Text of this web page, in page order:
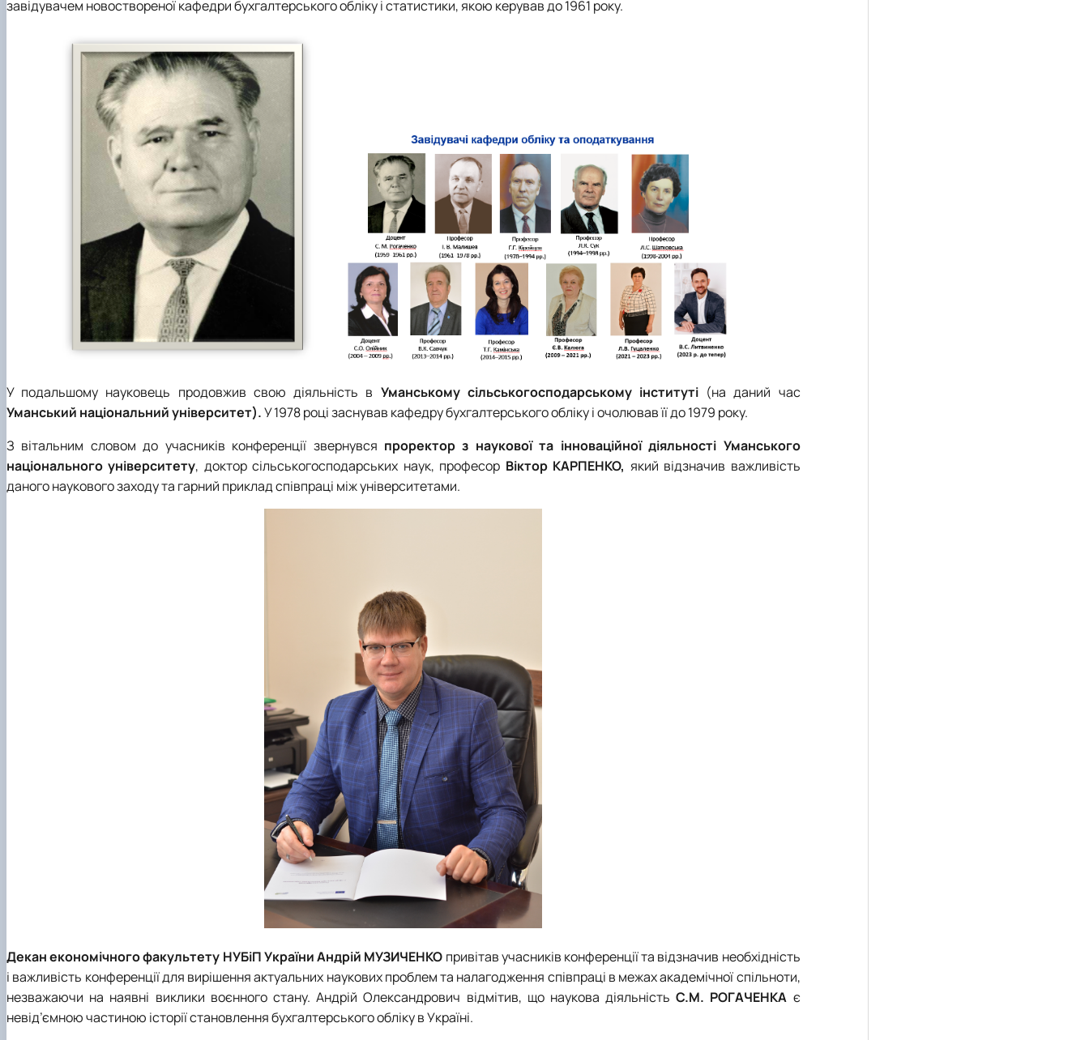
завідувачем новоствореноїкафедрибухгалтерського обліку істатистики, якою керувавдо 1961 року.
У подальшому науковець продовжив свою діяльність в Уманському сільськогосподарському інституті(на даний час
Уманський національний університет).У1978 роцізаснував кафедру бухгалтерського обліку і очолював її до 1979 року.
З вітальним словом до учасників конференції звернувся проректор з наукової та інноваційної діяльності Уманського
національного університету, доктор сільськогосподарських наук, професор Віктор КАРПЕНКО, який відзначив важливість
даного наукового заходу та гарний приклад співпраці між університетами.
Декан економічного факультету НУБіП України Андрій МУЗИЧЕНКО привітав учасників конференції та відзначив необхідність
і важливість конференції для вирішення актуальних наукових проблем та налагодження співпраці в межах академічної спільноти,
незважаючи на наявні виклики воєнного стану. Андрій Олександрович відмітив, що науковадіяльністьС.М. РОГАЧЕНКА є
невід’ємною частиною історіїстановленнябухгалтерського облікув Україні.